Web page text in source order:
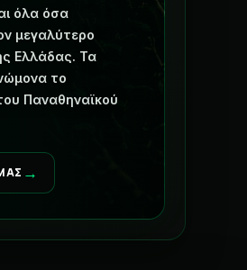
όλα όσα
μεγαλύτερο
Ελλάδας. Τα
το
Παναθηναϊκού
→